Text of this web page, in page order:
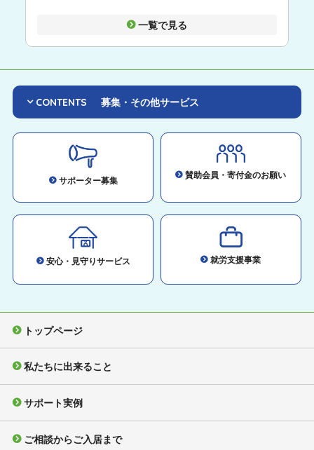
一覧で見る
CONTENTS 募集・その他サービス
サポーター募集
賛助会員・寄付金のお願い
安心・見守りサービス 就労支援事業
トップページ
私たちに出来ること
サポート実例
ご相談からご入居まで